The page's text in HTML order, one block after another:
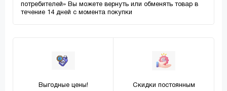
потребителей» Вы можете вернуть или обменять товар в
течение 14 дней с момента покупки
Выгодные цены!
Скидки постоянным